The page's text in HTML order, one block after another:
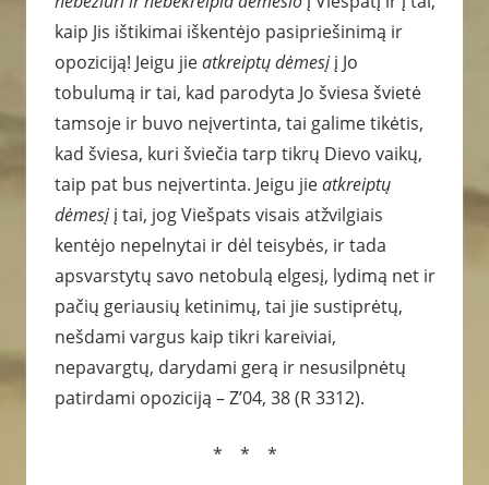
kaip Jis ištikimai iškentėjo pasipriešinimą ir
opoziciją! Jeigu jieatkreiptų dėmesįį Jo
tobulumą ir tai, kad parodyta Jo šviesa švietė
tamsoje ir buvo neįvertinta, tai galime tikėtis,
kad šviesa, kuri šviečia tarp tikrų Dievo vaikų,
taip pat bus neįvertinta. Jeigu jieatkreiptų
dėmesįį tai, jog Viešpats visais atžvilgiais
kentėjo nepelnytai ir dėl teisybės, ir tada
apsvarstytų savo netobulą elgesį, lydimą net ir
pačių geriausių ketinimų, tai jie sustiprėtų,
nešdami vargus kaip tikri kareiviai,
nepavargtų, darydami gerą ir nesusilpnėtų
patirdami opoziciją – Z’04, 38 (R 3312).
* * *